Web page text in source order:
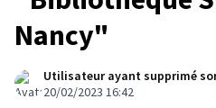
Nancy"
Utilisateur ayant supprimé
20/02/2023 16:42